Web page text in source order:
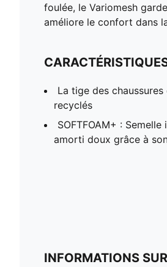
foulée, le Variomesh
améliore le confort dans
La tige des
recyclés
SOFTFOAM+ :
amorti doux grâce à
INFORMATIONS